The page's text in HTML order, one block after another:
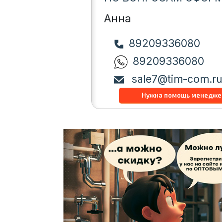
Анна
89209336080
89209336080
sale7@tim-com.ru